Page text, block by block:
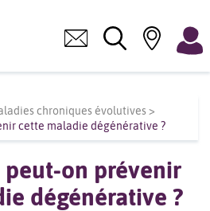
chroniques évolutives>
cette maladie dégénérative ?
peut-on prévenir
dégénérative ?